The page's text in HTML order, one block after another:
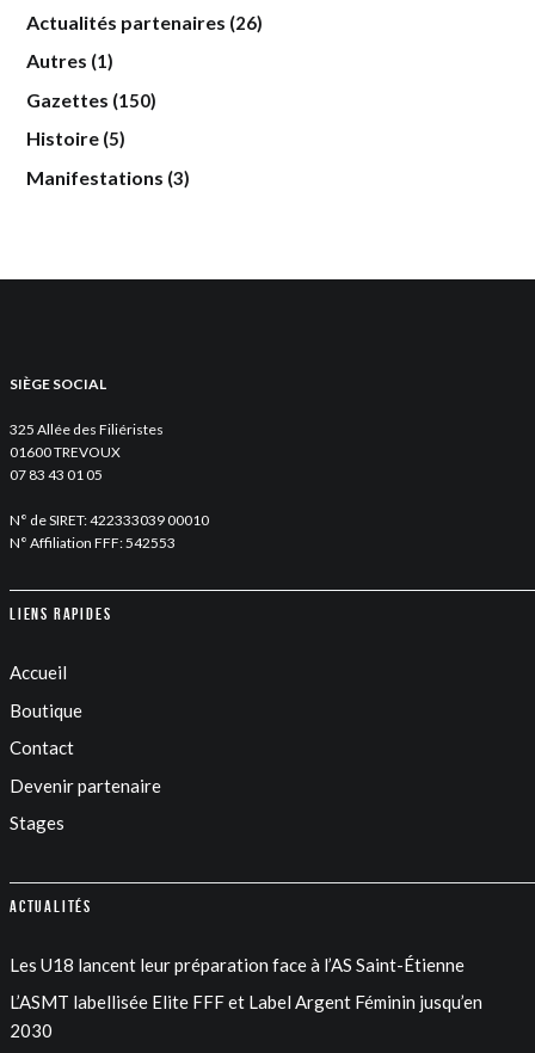
Actualités partenaires (26)
Autres (1)
Gazettes (150)
Histoire (5)
Manifestations (3)
SIÈGE SOCIAL
325 Allée des Filiéristes
01600 TREVOUX
07 83 43 01 05
N° de SIRET: 422333039 00010
N° Affiliation FFF: 542553
Liens rapides
Accueil
Boutique
Contact
Devenir partenaire
Stages
Actualités
Les U18 lancent leur préparation face à l’AS Saint-Étienne
L’ASMT labellisée Elite FFF et Label Argent Féminin jusqu’en
2030